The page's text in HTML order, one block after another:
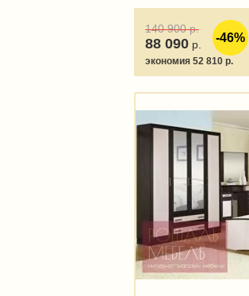
-46%
140 900р.
88 090 р.
экономия 52 810 р.